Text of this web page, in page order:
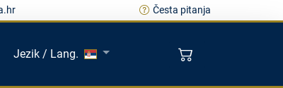
Česta pitanja
Jezik / Lang.